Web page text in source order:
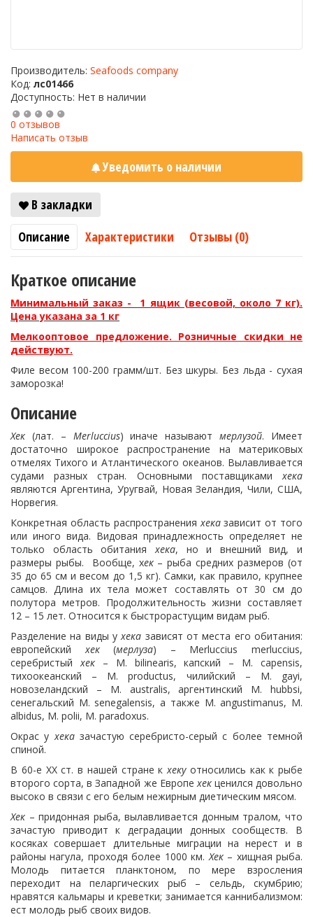
Производитель: Seafoods company
Код: лс01466
Доступность: Нет в наличии
0 отзывов
Написать отзыв
Уведомить о наличии
В закладки
Описание
Характеристики Отзывы (0)
Краткое описание
Минимальный заказ - 1 ящик (весовой, около 7 кг).
Цена указана за 1 кг
Мелкооптовое предложение. Розничные скидки не
действуют.
Филе весом 100-200 грамм/шт. Без шкуры. Без льда - сухая
заморозка!
Описание
Хек (лат. – Merluccius) иначе называютмерлузой. Имеет
достаточно широкое распространение на материковых
отмелях Тихого и Атлантического океанов. Вылавливается
судами разных стран. Основными поставщикамихека
являются Аргентина, Уругвай, Новая Зеландия, Чили, США,
Норвегия.
Конкретная область распространенияхеказависит от того
или иного вида. Видовая принадлежность определяет не
только область обитанияхека, но и внешний вид, и
размеры рыбы. Вообще, хек– рыба средних размеров (от
35 до 65 см и весом до 1,5 кг). Самки, как правило, крупнее
самцов. Длина их тела может составлять от 30 см до
полутора метров. Продолжительность жизни составляет
12 – 15 лет. Относится к быстрорастущим видам рыб.
Разделение на виды ухека зависят от места его обитания:
европейскийхек(мерлуза) – Merluccius merluccius,
серебристыйхек– M. bilinearis, капский – M. capensis,
тихоокеанский – M. productus, чилийский – M. gayi,
новозеландский – M. australis, аргентинский M. hubbsi,
сенегальский M. senegalensis, а также M. angustimanus, M.
albidus, M. polii, M. paradoxus.
Окрас ухеказачастую серебристо-серый с более темной
спиной.
В 60-е ХХ ст. в нашей стране кхекуотносились как к рыбе
второго сорта, в Западной же Европехекценился довольно
высоко в связи с его белым нежирным диетическим мясом.
Хек – придонная рыба, вылавливается донным тралом, что
зачастую приводит к деградации донных сообществ. В
косяках совершает длительные миграции на нерест и в
районы нагула, проходя более 1000 км.Хек– хищная рыба.
Молодь питается планктоном, по мере взросления
переходит на пеларгических рыб – сельдь, скумбрию;
нравятся кальмары и креветки; занимается каннибализмом:
ест молодь рыб своих видов.